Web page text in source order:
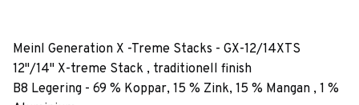
Meinl Generation X -Treme Stacks - GX-12/14XTS
12"/14" X-treme Stack , traditionell finish
B8 Legering - 69 % Koppar, 15 % Zink, 15 % Mangan , 1 %